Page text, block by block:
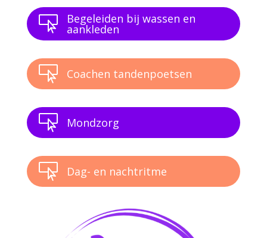
 Begeleiden bij wassen en
aankleden
 Coachen tandenpoetsen
 Mondzorg
 Dag- en nachtritme